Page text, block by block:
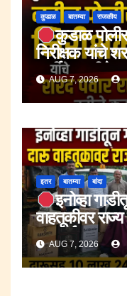
कुडाळ बातम्या राजकीय
कुडाळ
निरीक्षक यांचे
पार्टीच्या
AUG 7, 2026
इतर बातम्या बांदा
इनोव्हा
वाहतूकीवर
मुद्देमाल जप्त.
AUG 7, 2026